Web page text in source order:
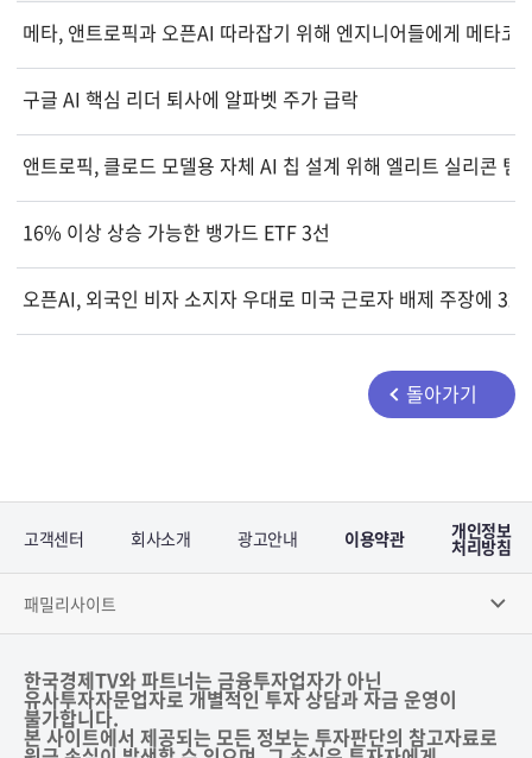
메타, 앤트로픽과 오픈AI 따라잡기 위해 엔지니어들에게 메타코
구글 AI 핵심 리더 퇴사에 알파벳 주가 급락
앤트로픽, 클로드 모델용 자체 AI 칩 설계 위해 엘리트 실리콘 팀
16% 이상 상승 가능한 뱅가드 ETF 3선
오픈AI, 외국인 비자 소지자 우대로 미국 근로자 배제 주장에
돌아가기
고객센터 회사소개 광고안내 이용약관 개인정보
처리방침
패밀리사이트
한국경제TV와 파트너는 금융투자업자가 아닌
유사투자자문업자로 개별적인 투자 상담과 자금 운영이
불가합니다.
본 사이트에서 제공되는 모든 정보는 투자판단의 참고자료로